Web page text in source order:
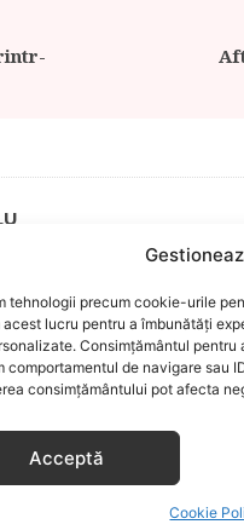
tehnologii precum cookie-urile
acest lucru pentru a îmbunătăți
Consimțământul
comportamentul de navigare sau
consimțământului pot afecta
Acceptă
Cookie
plăcerea autorilor ei de a
cel mai complex proiect în
plaformă online pentru
propunem să încântăm
în mrejele paginilor
unor oameni capabili dintr-o
a-şi oferi serviciile, echipa
maxim interes, astfel că aici
foarte bine structurate, aşa
şi sigură. În cele 84 de
animaţi de dorinţa de a
obişnuindu-vă cu interviuri,